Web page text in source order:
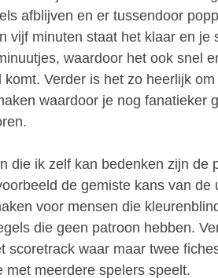
afblijven en er tussendoor
vijf minuten staat het klaar en je
waardoor het ook snel
Verder is het zo heerlijk
waardoor je nog fanatieker
die ik zelf kan bedenken zijn de
de gemiste kans van de
voor mensen die
die geen patroon hebben.
scoretrack waar maar twee
met meerdere spelers speelt.